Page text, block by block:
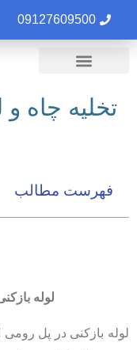
09127609500
تخلیه چاه
فهرست مطالب
لوله
لوله بازکنی در پل